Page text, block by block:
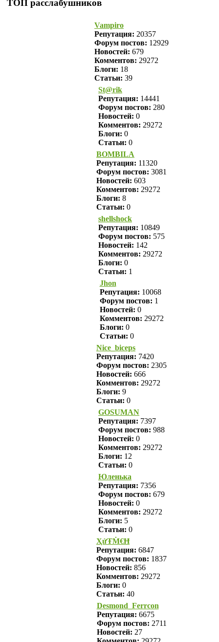
ТОП расслабушников
Vampiro
Репутация: 20357
Форум постов: 12929
Новостей: 679
Комментов: 29272
Блоги: 18
Статьи: 39
St@rik
Репутация: 14441
Форум постов: 280
Новостей: 0
Комментов: 29272
Блоги: 0
Статьи: 0
BOMBILA
Репутация: 11320
Форум постов: 3081
Новостей: 603
Комментов: 29272
Блоги: 8
Статьи: 0
shellshock
Репутация: 10849
Форум постов: 575
Новостей: 142
Комментов: 29272
Блоги: 0
Статьи: 1
Jhon
Репутация: 10068
Форум постов: 1
Новостей: 0
Комментов: 29272
Блоги: 0
Статьи: 0
Nice_biceps
Репутация: 7420
Форум постов: 2305
Новостей: 666
Комментов: 29272
Блоги: 9
Статьи: 0
GOSUMAN
Репутация: 7397
Форум постов: 988
Новостей: 0
Комментов: 29272
Блоги: 12
Статьи: 0
Юленька
Репутация: 7356
Форум постов: 679
Новостей: 0
Комментов: 29272
Блоги: 5
Статьи: 0
ҲửŦṀ€Ħ
Репутация: 6847
Форум постов: 1837
Новостей: 856
Комментов: 29272
Блоги: 0
Статьи: 40
Desmond_Ferrcon
Репутация: 6675
Форум постов: 2711
Новостей: 27